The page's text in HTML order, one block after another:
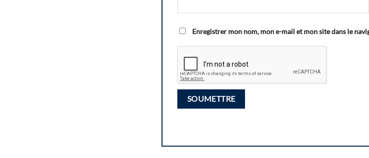
Enregistrer mon nom, mon e-mail et mon site dans le